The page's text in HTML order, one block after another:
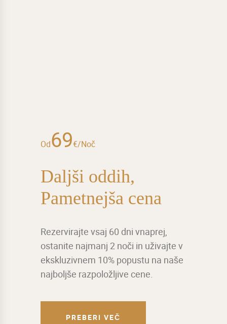
Od69€/Noč
Daljši oddih,
Pametnejša cena
Rezervirajte vsaj 60 dni vnaprej,
ostanite najmanj 2 noči in uživajte v
ekskluzivnem 10% popustu na naše
najboljše razpoložljive cene.
PREBERI VEČ